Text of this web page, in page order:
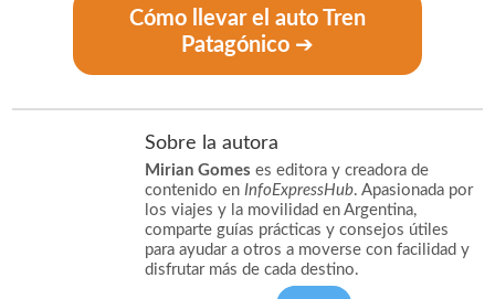
Cómo llevar el auto Tren
Patagónico ➔
Sobre la autora
Mirian Gomes es editora y creadora de
contenido en InfoExpressHub. Apasionada por
los viajes y la movilidad en Argentina,
comparte guías prácticas y consejos útiles
para ayudar a otros a moverse con facilidad y
disfrutar más de cada destino.